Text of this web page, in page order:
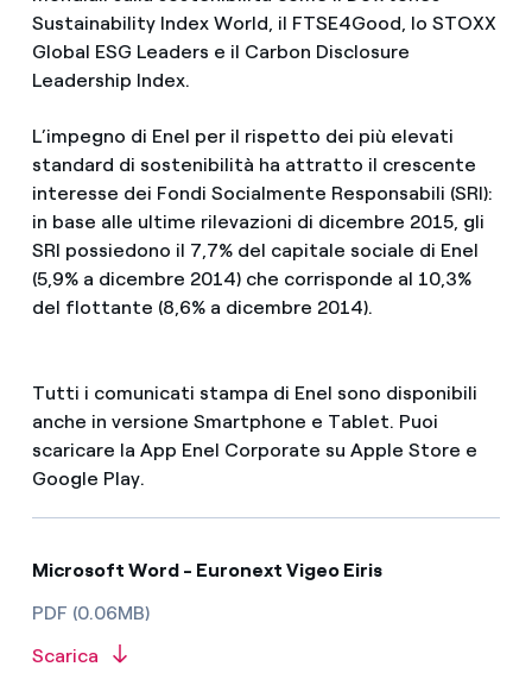
Sustainability Index World, il FTSE4Good, lo STOXX
Global ESG Leaders e il Carbon Disclosure
Leadership Index.
L’impegno di Enel per il rispetto dei più elevati
standard di sostenibilità ha attratto il crescente
interesse dei Fondi Socialmente Responsabili (SRI):
in base alle ultime rilevazioni di dicembre 2015, gli
SRI possiedono il 7,7% del capitale sociale di Enel
(5,9% a dicembre 2014) che corrisponde al 10,3%
del flottante (8,6% a dicembre 2014).
Tutti i comunicati stampa di Enel sono disponibili
anche in versione Smartphone e Tablet. Puoi
scaricare la App Enel Corporate su Apple Store e
Google Play.
Microsoft Word - Euronext Vigeo Eiris
PDF (0.06MB)
Scarica